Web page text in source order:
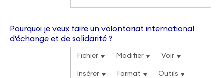
Pourquoi je veux faire un volontariat international
d'échange et de solidarité ?
Fichier Modifier Voir
Insérer Format Outils